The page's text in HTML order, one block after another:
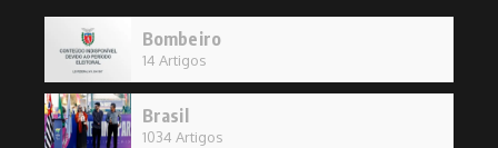
Bombeiro
14 Artigos
Brasil
1034 Artigos